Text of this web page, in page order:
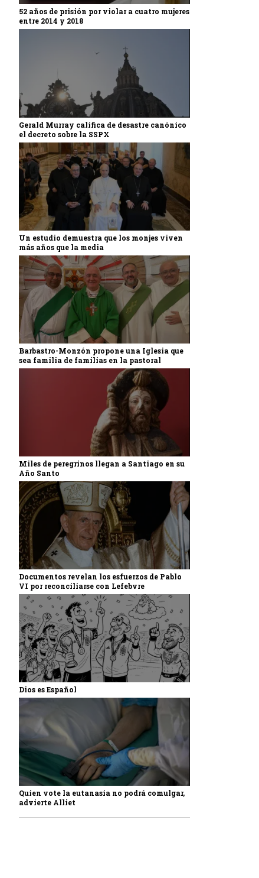
52 años de prisión por violar a cuatro mujeres
entre 2014 y 2018
Gerald Murray califica de desastre canónico
el decreto sobre la SSPX
Un estudio demuestra que los monjes viven
más años que la media
Barbastro-Monzón propone una Iglesia que
sea familia de familias en la pastoral
Miles de peregrinos llegan a Santiago en su
Año Santo
Documentos revelan los esfuerzos de Pablo
VI por reconciliarse con Lefebvre
Dios es Español
Quien vote la eutanasia no podrá comulgar,
advierte Alliet